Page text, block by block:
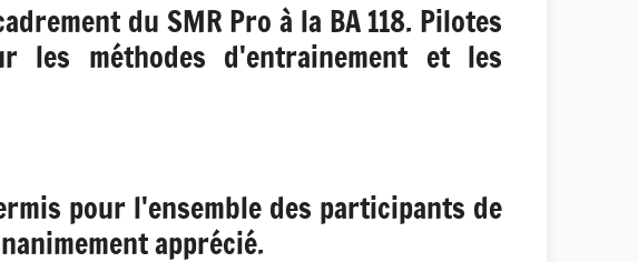
du SMR Pro à la BA 118. Pilotes
les méthodes d'entrainement et les
pour l'ensemble des participants de
apprécié.